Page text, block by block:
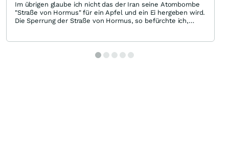
Im übrigen glaube ich nicht das der Iran seine Atombombe
"Straße von Hormus" für ein Apfel und ein Ei hergeben wird.
Die Sperrung der Straße von Hormus, so befürchte ich,
Yanbu Verladestation respektive auf die Pipline und